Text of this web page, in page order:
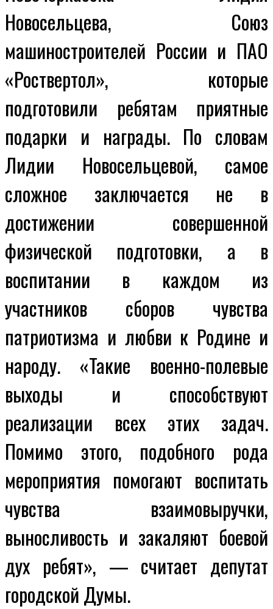
Новосельцева, Союз
машиностроителей России и ПАО
«Роствертол», которые
подготовили ребятам приятные
подарки и награды. По словам
Лидии Новосельцевой, самое
сложное заключается не в
достижении совершенной
физической подготовки, а в
воспитании в каждом из
участников сборов чувства
патриотизма и любви к Родине и
народу. «Такие военно-полевые
выходы и способствуют
реализации всех этих задач.
Помимо этого, подобного рода
мероприятия помогают воспитать
чувства взаимовыручки,
выносливость и закаляют боевой
дух ребят», — считает депутат
городской Думы.